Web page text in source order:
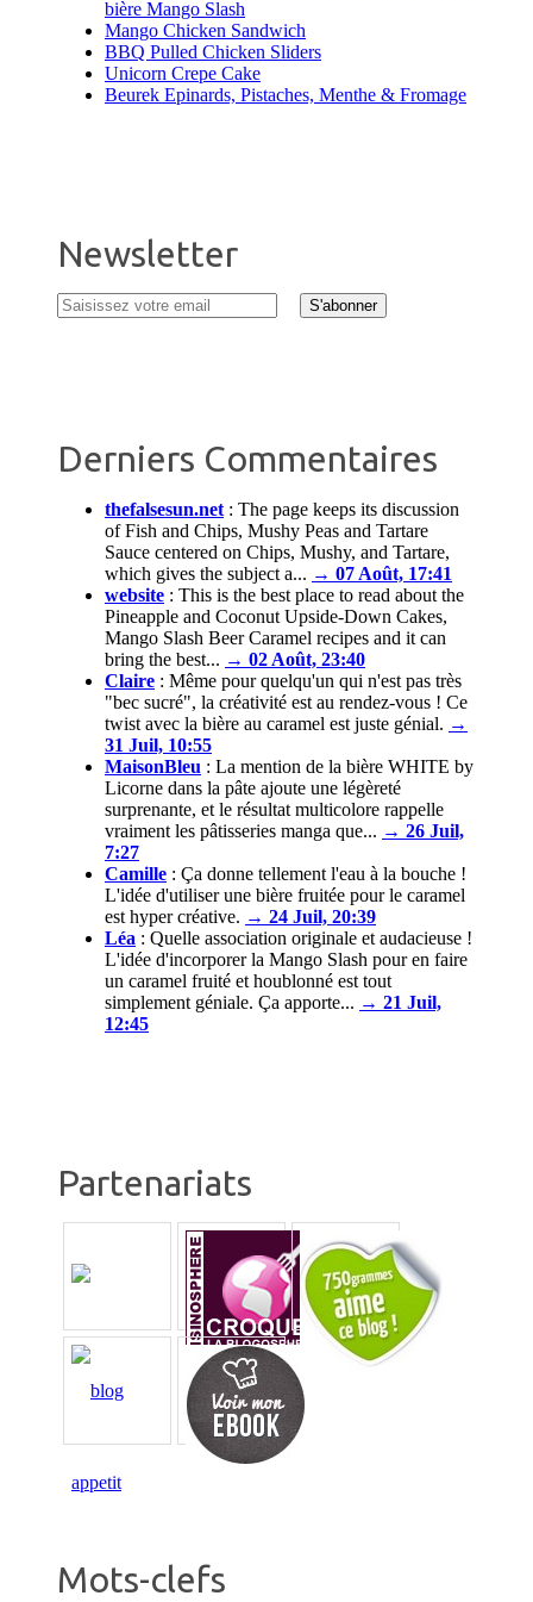
bière Mango Slash
Mango Chicken Sandwich
BBQ Pulled Chicken Sliders
Unicorn Crepe Cake
Beurek Epinards, Pistaches, Menthe & Fromage
Newsletter
Derniers Commentaires
thefalsesun.net : The page keeps its discussion
of Fish and Chips, Mushy Peas and Tartare
Sauce centered on Chips, Mushy, and Tartare,
which gives the subject a... → 07 Août, 17:41
website : This is the best place to read about the
Pineapple and Coconut Upside-Down Cakes,
Mango Slash Beer Caramel recipes and it can
bring the best... → 02 Août, 23:40
Claire : Même pour quelqu'un qui n'est pas très
"bec sucré", la créativité est au rendez-vous ! Ce
twist avec la bière au caramel est juste génial. →
31 Juil, 10:55
MaisonBleu : La mention de la bière WHITE by
Licorne dans la pâte ajoute une légèreté
surprenante, et le résultat multicolore rappelle
vraiment les pâtisseries manga que... → 26 Juil,
7:27
Camille : Ça donne tellement l'eau à la bouche !
L'idée d'utiliser une bière fruitée pour le caramel
est hyper créative. → 24 Juil, 20:39
Léa : Quelle association originale et audacieuse !
L'idée d'incorporer la Mango Slash pour en faire
un caramel fruité et houblonné est tout
simplement géniale. Ça apporte... → 21 Juil,
12:45
Partenariats
Mots-clefs